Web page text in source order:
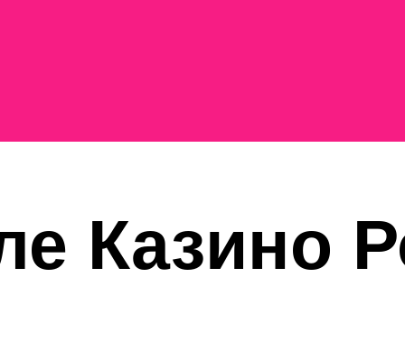
Казино